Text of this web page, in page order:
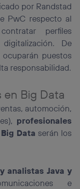
por Randstad
PwC respecto al
perfiles
De
puestos
responsabilidad.
en Big Data
automoción,
profesionales
Data serán los
analistas Java y
e